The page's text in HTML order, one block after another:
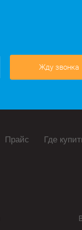
Жду звонка
Прайс Где